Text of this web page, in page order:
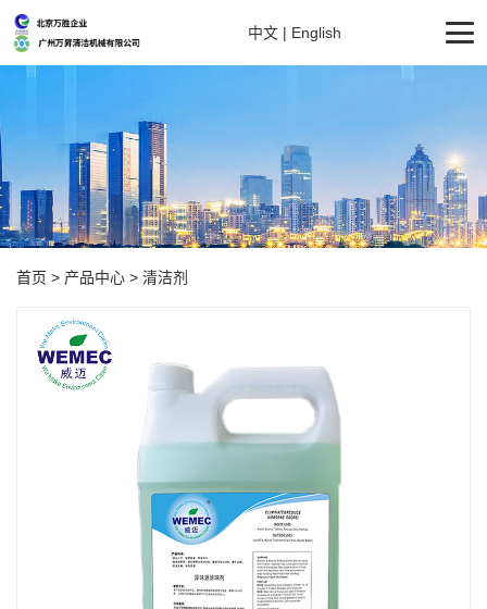
中文 | English
首页 > 产品中心 > 清洁剂